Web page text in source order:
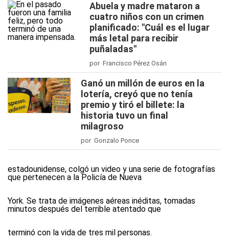
Abuela y madre mataron a
cuatro niños con un crimen
planificado: "Cuál es el lugar
más letal para recibir
puñaladas"
por Francisco Pérez Osán
Ganó un millón de euros en la
lotería, creyó que no tenía
premio y tiró el billete: la
historia tuvo un final
milagroso
por Gonzalo Ponce
estadounidense, colgó un video y una serie de fotografías
que pertenecen a la Policía de Nueva
York. Se trata de imágenes aéreas inéditas, tomadas
minutos después del terrible atentado que
terminó con la vida de tres mil personas.